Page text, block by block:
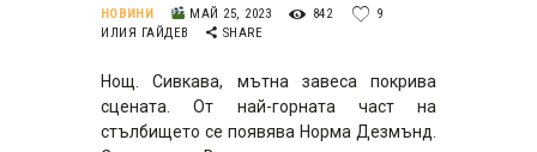
НОВИНИ МАЙ 25, 2023 842
9
ИЛИЯ ГАЙДЕВ
SHARE
Нощ. Сивкава, мътна завеса покрива
сцената. От най-горната част на
стълбището се появява Норма Дезмънд.